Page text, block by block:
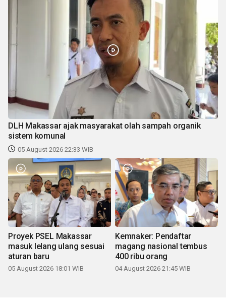
DLH Makassar ajak masyarakat olah sampah organik
sistem komunal
05 August 2026 22:33 WIB
Proyek PSEL Makassar
masuk lelang ulang sesuai
aturan baru
05 August 2026 18:01 WIB
Kemnaker: Pendaftar
magang nasional tembus
400 ribu orang
04 August 2026 21:45 WIB